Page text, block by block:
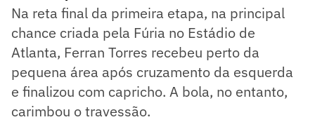
Na reta final da primeira etapa, na principal
chance criada pela Fúria no Estádio de
Atlanta, Ferran Torres recebeu perto da
pequena área após cruzamento da esquerda
e finalizou com capricho. A bola, no entanto,
carimbou o travessão.